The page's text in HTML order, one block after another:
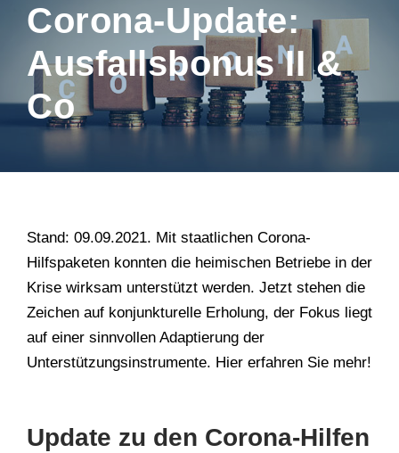
Corona-Update:
Ausfallsbonus II &
Co
Stand: 09.09.2021. Mit staatlichen Corona-
Hilfspaketen konnten die heimischen Betriebe in der
Krise wirksam unterstützt werden. Jetzt stehen die
Zeichen auf konjunkturelle Erholung, der Fokus liegt
auf einer sinnvollen Adaptierung der
Unterstützungsinstrumente. Hier erfahren Sie mehr!
Update zu den Corona-Hilfen